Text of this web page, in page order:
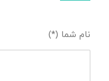
نام شما (*)